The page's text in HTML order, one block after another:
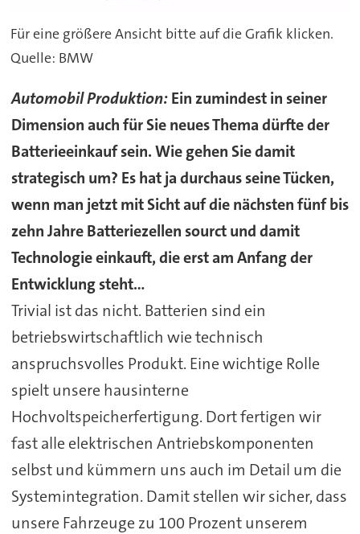
Für eine größere Ansicht bitte auf die Grafik klicken.
Quelle: BMW
Automobil Produktion:Ein zumindest in seiner
Dimension auch für Sie neues Thema dürfte der
Batterieeinkauf sein. Wie gehen Sie damit
strategisch um? Es hat ja durchaus seine Tücken,
wenn man jetzt mit Sicht auf die nächsten fünf bis
zehn Jahre Batteriezellen sourct und damit
Technologie einkauft, die erst am Anfang der
Entwicklung steht...
Trivial ist das nicht. Batterien sind ein
betriebswirtschaftlich wie technisch
anspruchsvolles Produkt. Eine wichtige Rolle
spielt unsere hausinterne
Hochvoltspeicherfertigung. Dort fertigen wir
fast alle elektrischen Antriebskomponenten
selbst und kümmern uns auch im Detail um die
Systemintegration. Damit stellen wir sicher, dass
unsere Fahrzeuge zu 100 Prozent unserem